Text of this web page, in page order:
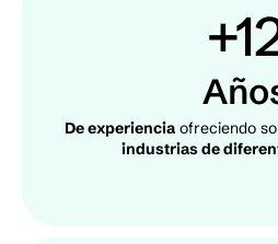
De experiencia ofreciendo
industrias de